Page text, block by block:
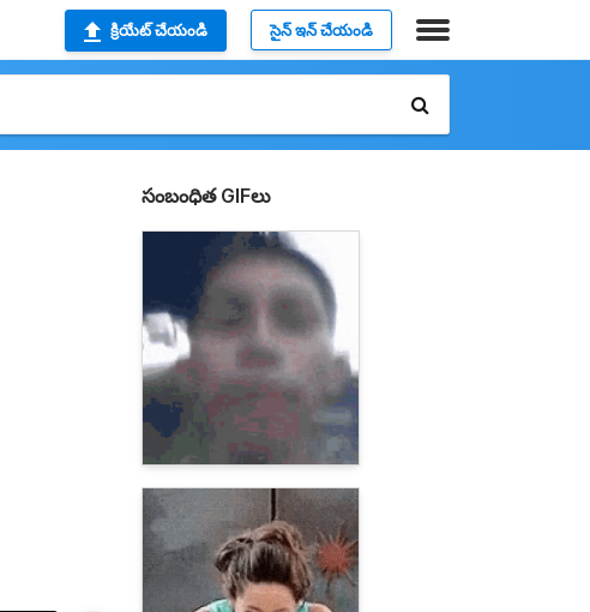
క్రియేట్ చేయండి సైన్ ఇన్ చేయండి
సంబంధిత GIFలు